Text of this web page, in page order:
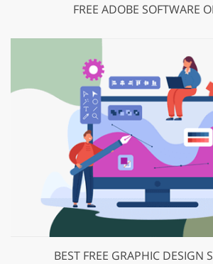
FREE ADOBE SOFTWARE
BEST FREE GRAPHIC DESIGN